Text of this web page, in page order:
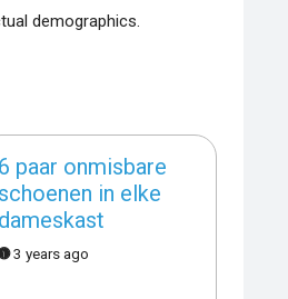
demographics.
6 paar onmisbare
schoenen in elke
dameskast
3 years ago